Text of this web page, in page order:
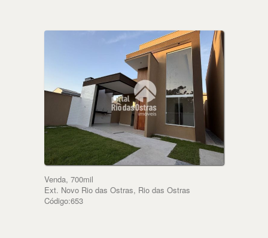
Venda, 700mil
Ext. Novo Rio das Ostras, Rio das Ostras
Código:653